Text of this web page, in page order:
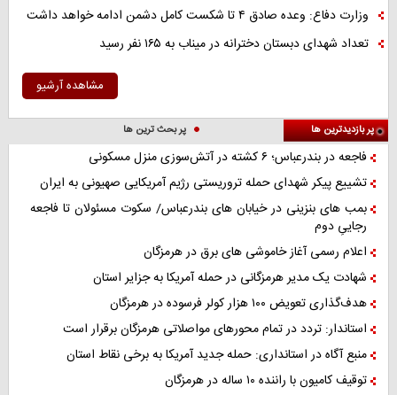
وزارت دفاع: وعده صادق ۴ تا شکست کامل دشمن ادامه خواهد داشت
تعداد شهدای دبستان دخترانه در میناب به ۱۶۵ نفر رسید
مشاهده آرشیو
پر بازدیدترین ها پر بحث ترین ها
فاجعه در بندرعباس؛ ۶ کشته در آتش‌سوزی منزل مسکونی
تشییع پیکر شهدای حمله تروریستی رژیم آمریکایی صهیونی به ایران
بمب های بنزینی در خیابان های بندرعباس/ سکوت مسئولان تا فاجعه
رجاییِ دوم
اعلام رسمی آغاز خاموشی های برق در هرمزگان
شهادت یک مدیر هرمزگانی در حمله آمریکا به جزایر استان
هدف‌گذاری تعویض ۱۰۰ هزار کولر فرسوده در هرمزگان
استاندار: تردد در تمام محورهای مواصلاتی هرمزگان برقرار است
منبع آگاه در استانداری: حمله جدید آمریکا به برخی نقاط استان
توقیف کامیون با راننده ۱۰ ساله در هرمزگان